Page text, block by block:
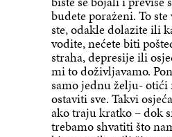
budete porażeni. To
ste, odakle dolazite ili
vodite, nećete biti
straha, depresije ili
mi to doživljavamo.
samo jednu želju- otići
ostaviti sve. Takvi
ako traju kratko – dok
trebamo shvatiti što